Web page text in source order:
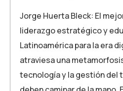
Jorge Huerta Bleck: El
liderazgo estratégico y
Latinoamérica para la era
atraviesa una
tecnología y la gestión del